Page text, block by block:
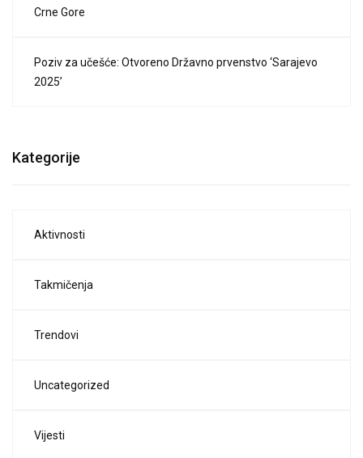
Crne Gore
Poziv za učešće: Otvoreno Državno prvenstvo ‘Sarajevo
2025’
Kategorije
Aktivnosti
Takmičenja
Trendovi
Uncategorized
Vijesti